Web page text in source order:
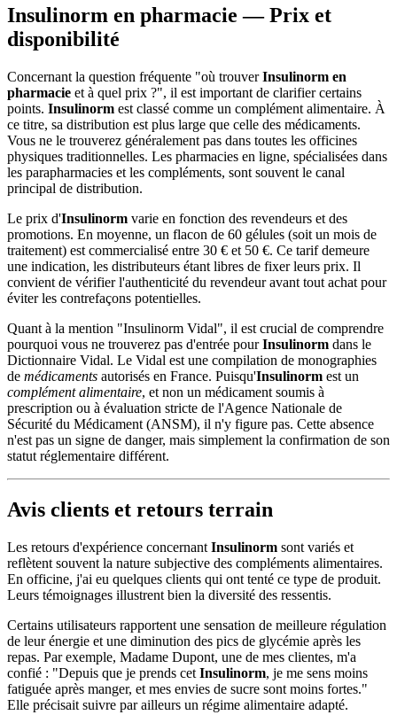
Insulinorm en pharmacie — Prix et
disponibilité
Concernant la question fréquente "où trouverInsulinorm en
pharmacie et à quel prix ?", il est important de clarifier certains
points. Insulinorm est classé comme un complément alimentaire. À
ce titre, sa distribution est plus large que celle des médicaments.
Vous ne le trouverez généralement pas dans toutes les officines
physiques traditionnelles. Les pharmacies en ligne, spécialisées dans
les parapharmacies et les compléments, sont souvent le canal
principal de distribution.
Le prix d'Insulinorm varie en fonction des revendeurs et des
promotions. En moyenne, un flacon de 60 gélules (soit un mois de
traitement) est commercialisé entre 30 € et 50 €. Ce tarif demeure
une indication, les distributeurs étant libres de fixer leurs prix. Il
convient de vérifier l'authenticité du revendeur avant tout achat pour
éviter les contrefaçons potentielles.
Quant à la mention "Insulinorm Vidal", il est crucial de comprendre
pourquoi vous ne trouverez pas d'entrée pourInsulinorm dans le
Dictionnaire Vidal. Le Vidal est une compilation de monographies
de médicaments autorisés en France. Puisqu'Insulinorm est un
complément alimentaire, et non un médicament soumis à
prescription ou à évaluation stricte de l'Agence Nationale de
Sécurité du Médicament (ANSM), il n'y figure pas. Cette absence
n'est pas un signe de danger, mais simplement la confirmation de son
statut réglementaire différent.
Avis clients et retours terrain
Les retours d'expérience concernant Insulinorm sont variés et
reflètent souvent la nature subjective des compléments alimentaires.
En officine, j'ai eu quelques clients qui ont tenté ce type de produit.
Leurs témoignages illustrent bien la diversité des ressentis.
Certains utilisateurs rapportent une sensation de meilleure régulation
de leur énergie et une diminution des pics de glycémie après les
repas. Par exemple, Madame Dupont, une de mes clientes, m'a
confié : "Depuis que je prends cet Insulinorm, je me sens moins
fatiguée après manger, et mes envies de sucre sont moins fortes."
Elle précisait suivre par ailleurs un régime alimentaire adapté.